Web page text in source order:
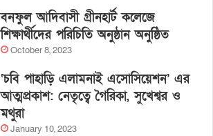
বনফুল আদিবাসী গ্রীনহার্ট কলেজে
শিক্ষার্থীদের পরিচিতি অনুষ্ঠান অনুষ্ঠিত
October 8, 2023
‘চবি পাহাড়ি এলামনাই এসোসিয়েশন’ এর
আত্মপ্রকাশ: নেতৃত্বে গৈরিকা, সুখেশ্বর ও
মথুরা
January 10, 2023